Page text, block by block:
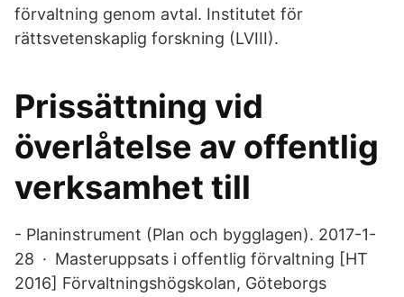
förvaltning genom avtal. Institutet för
rättsvetenskaplig forskning (LVIII).
Prissättning vid
överlåtelse av offentlig
verksamhet till
- Planinstrument (Plan och bygglagen). 2017-1-
28 · Masteruppsats i offentlig förvaltning [HT
2016] Förvaltningshögskolan, Göteborgs